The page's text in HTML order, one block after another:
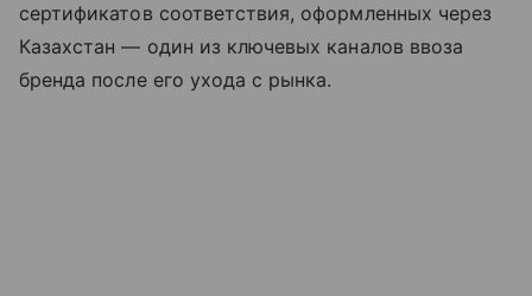
сертификатов соответствия, оформленных через
Казахстан — один из ключевых каналов ввоза
бренда после его ухода с рынка.